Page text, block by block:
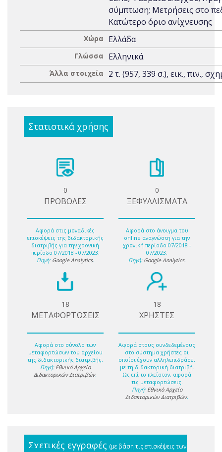
σύμπτωση; Μετρήσεις στο
Κατώτερo όριo ανίχνευσης
Χώρα Ελλάδα
Γλώσσα Ελληνικά
Άλλα στοιχεία 2 τ. (957, 339 σ.), εικ., πιν.,
Στατιστικά χρήσης
0
ΠΡΟΒΟΛΕΣ
Αφορά στις μοναδικές
επισκέψεις της διδακτορικής
διατριβής για την χρονική
περίοδο 07/2018 - 07/2023.
Πηγή: Google Analytics.
0
ΞΕΦΥΛΛΙΣΜΑΤΑ
Αφορά στο άνοιγμα του
online αναγνώστη για την
χρονική περίοδο 07/2018 -
07/2023.
Πηγή: Google Analytics.
18
ΜΕΤΑΦΟΡΤΩΣΕΙΣ
Αφορά στο σύνολο των
μεταφορτώσων του αρχείου
της διδακτορικής διατριβής.
Πηγή: Εθνικό Αρχείο
Διδακτορικών Διατριβών.
18
ΧΡΗΣΤΕΣ
Αφορά στους συνδεδεμένους
στο σύστημα χρήστες οι
οποίοι έχουν αλληλεπιδράσει
με τη διδακτορική διατριβή.
Ως επί το πλείστον, αφορά
τις μεταφορτώσεις.
Πηγή: Εθνικό Αρχείο
Διδακτορικών Διατριβών.
Σχετικές εγγραφές (με βάση τις επισκέψεις των